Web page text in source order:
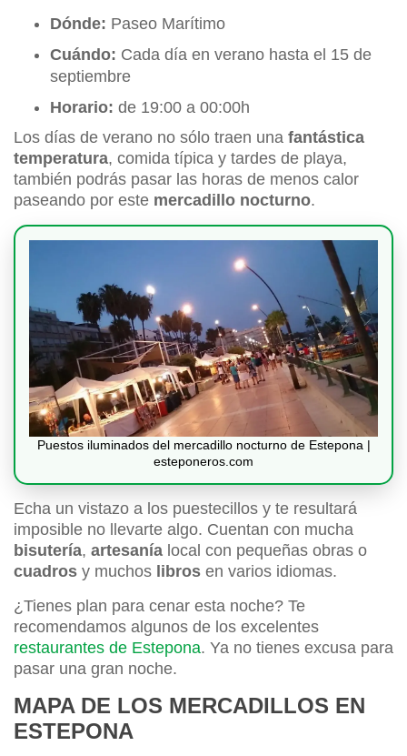
Dónde: Paseo Marítimo
Cuándo: Cada día en verano hasta el 15 de
septiembre
Horario: de 19:00 a 00:00h
Los días de verano no sólo traen una fantástica
temperatura, comida típica y tardes de playa,
también podrás pasar las horas de menos calor
paseando por este mercadillo nocturno.
Puestos iluminados del mercadillo nocturno de Estepona |
esteponeros.com
Echa un vistazo a los puestecillos y te resultará
imposible no llevarte algo. Cuentan con mucha
bisutería, artesanía local con pequeñas obras o
cuadros y muchos libros en varios idiomas.
¿Tienes plan para cenar esta noche? Te
recomendamos algunos de los excelentes
restaurantes de Estepona. Ya no tienes excusa para
pasar una gran noche.
MAPA DE LOS MERCADILLOS EN
ESTEPONA